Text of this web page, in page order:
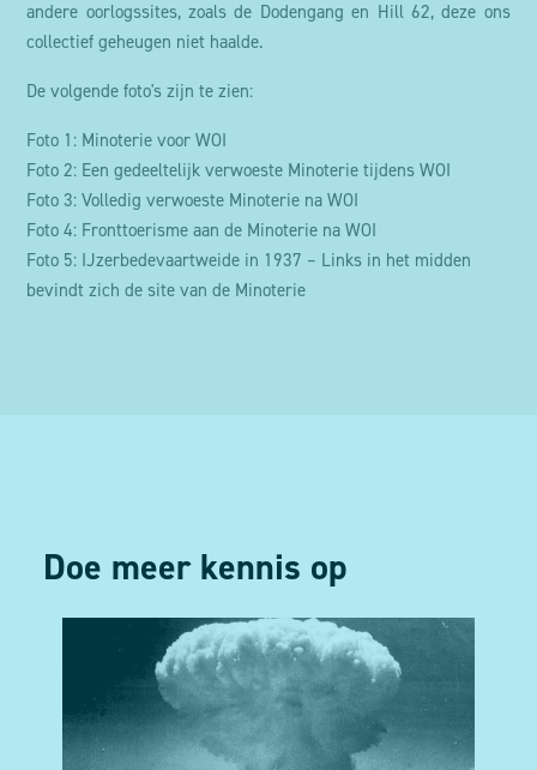
andere oorlogssites, zoals de Dodengang en Hill 62, deze ons
collectief geheugen niet haalde.
De volgende foto's zijn te zien:
Foto 1: Minoterie voor WOI
Foto 2: Een gedeeltelijk verwoeste Minoterie tijdens WOI
Foto 3: Volledig verwoeste Minoterie na WOI
Foto 4: Fronttoerisme aan de Minoterie na WOI
Foto 5: IJzerbedevaartweide in 1937 – Links in het midden
bevindt zich de site van de Minoterie
Doe meer kennis op